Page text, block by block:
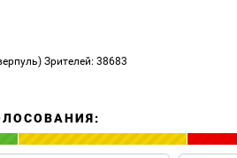
Зрителей: 38683